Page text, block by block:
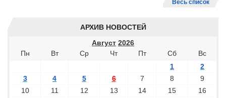
Весь список
АРХИВ НОВОСТЕЙ
Август 2026
Пн
Вт Ср Чт Пт Сб
Вс
1
2
3
4 5 6 7 8
9
10
11 12 13 14 15
16